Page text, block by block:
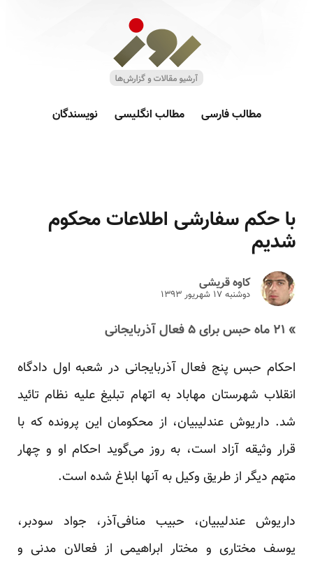
مطالب فارسی مطالب انگلیسی نویسندگان
با حکم سفارشی اطلاعات محکوم
شدیم
کاوه قریشی
دوشنبه ۱۷ شهريور ۱۳۹۳
» ۲۱ ماه حبس برای ۵ فعال آذربایجانی
احکام حبس پنج فعال آذربایجانی در شعبه اول دادگاه
انقلاب شهرستان مهاباد به اتهام تبلیغ علیه نظام تائید
شد. داریوش عندلیبیان، از محکومان این پرونده که با
قرار وثیقه آزاد است، به روز می‌گوید احکام او و چهار
متهم دیگر از طریق وکیل به آنها ابلاغ شده است.
داریوش عندلیبیان، حبیب منافی‌آذر، جواد سودبر،
یوسف مختاری و مختار ابراهیمی از فعالان مدنی و